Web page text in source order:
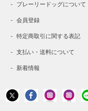
プレーリードッグについて
会員登録
特定商取引に関する表記
支払い・送料について
新着情報